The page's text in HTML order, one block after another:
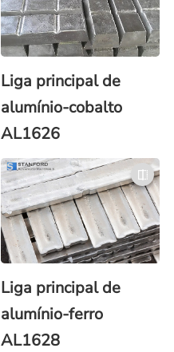
Liga principal de
alumínio-cobalto
AL1626
Liga principal de
alumínio-ferro
AL1628